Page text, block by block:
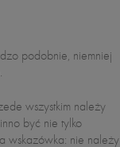
wszystkim należy
być nie tylko
wskazówka: nie należy